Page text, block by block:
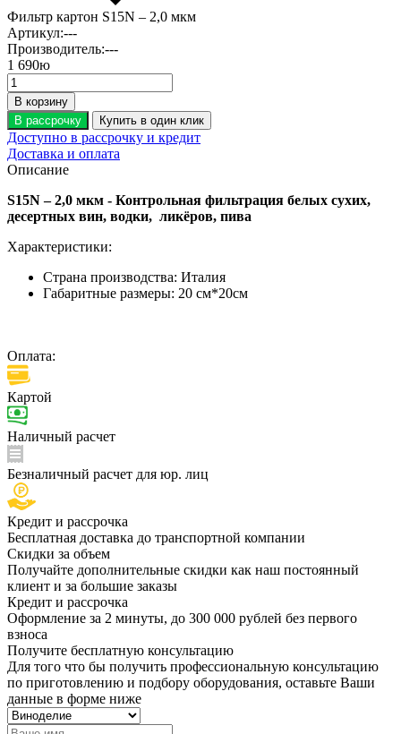
Фильтр картон S15N – 2,0 мкм
Артикул:---
Производитель:---
1 690ю
В корзину
В рассрочку
Купить в один клик
Доступно в рассрочку и кредит
Доставка и оплата
Описание
S15N – 2,0 мкм - Контрольная фильтрация белых сухих,
десертных вин, водки, ликёров, пива
Характеристики:
Страна производства: Италия
Габаритные размеры: 20 см*20см
Оплата:
Картой
Наличный расчет
Безналичный расчет для юр. лиц
Кредит и рассрочка
Бесплатная доставка до транспортной компании
Скидки за объем
Получайте дополнительные скидки как наш постоянный
клиент и за большие заказы
Кредит и рассрочка
Оформление за 2 минуты, до 300 000 рублей без первого
взноса
Получите бесплатную консультацию
Для того что бы получить профессиональную консультацию
по приготовлению и подбору оборудования, оставьте Ваши
данные в форме ниже